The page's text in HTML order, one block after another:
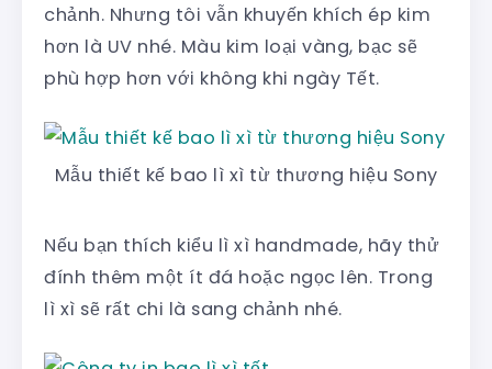
chảnh. Nhưng tôi vẫn khuyến khích ép kim
hơn là UV nhé. Màu kim loại vàng, bạc sẽ
phù hợp hơn với không khi ngày Tết.
Mẫu thiết kế bao lì xì từ thương hiệu Sony
Nếu bạn thích kiểu lì xì handmade, hãy thử
đính thêm một ít đá hoặc ngọc lên. Trong
lì xì sẽ rất chi là sang chảnh nhé.